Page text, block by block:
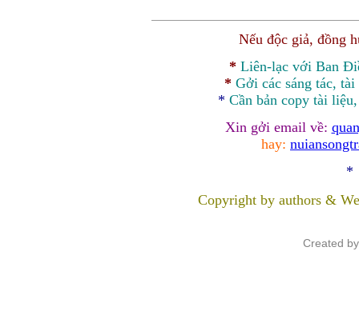
Nếu độc giả, đồng
* Liên-lạc với Ban
* Gởi các sáng tác,
* Cần bản copy tài
Xin gởi email về:
hay:
*
Copyright by authors &
Created